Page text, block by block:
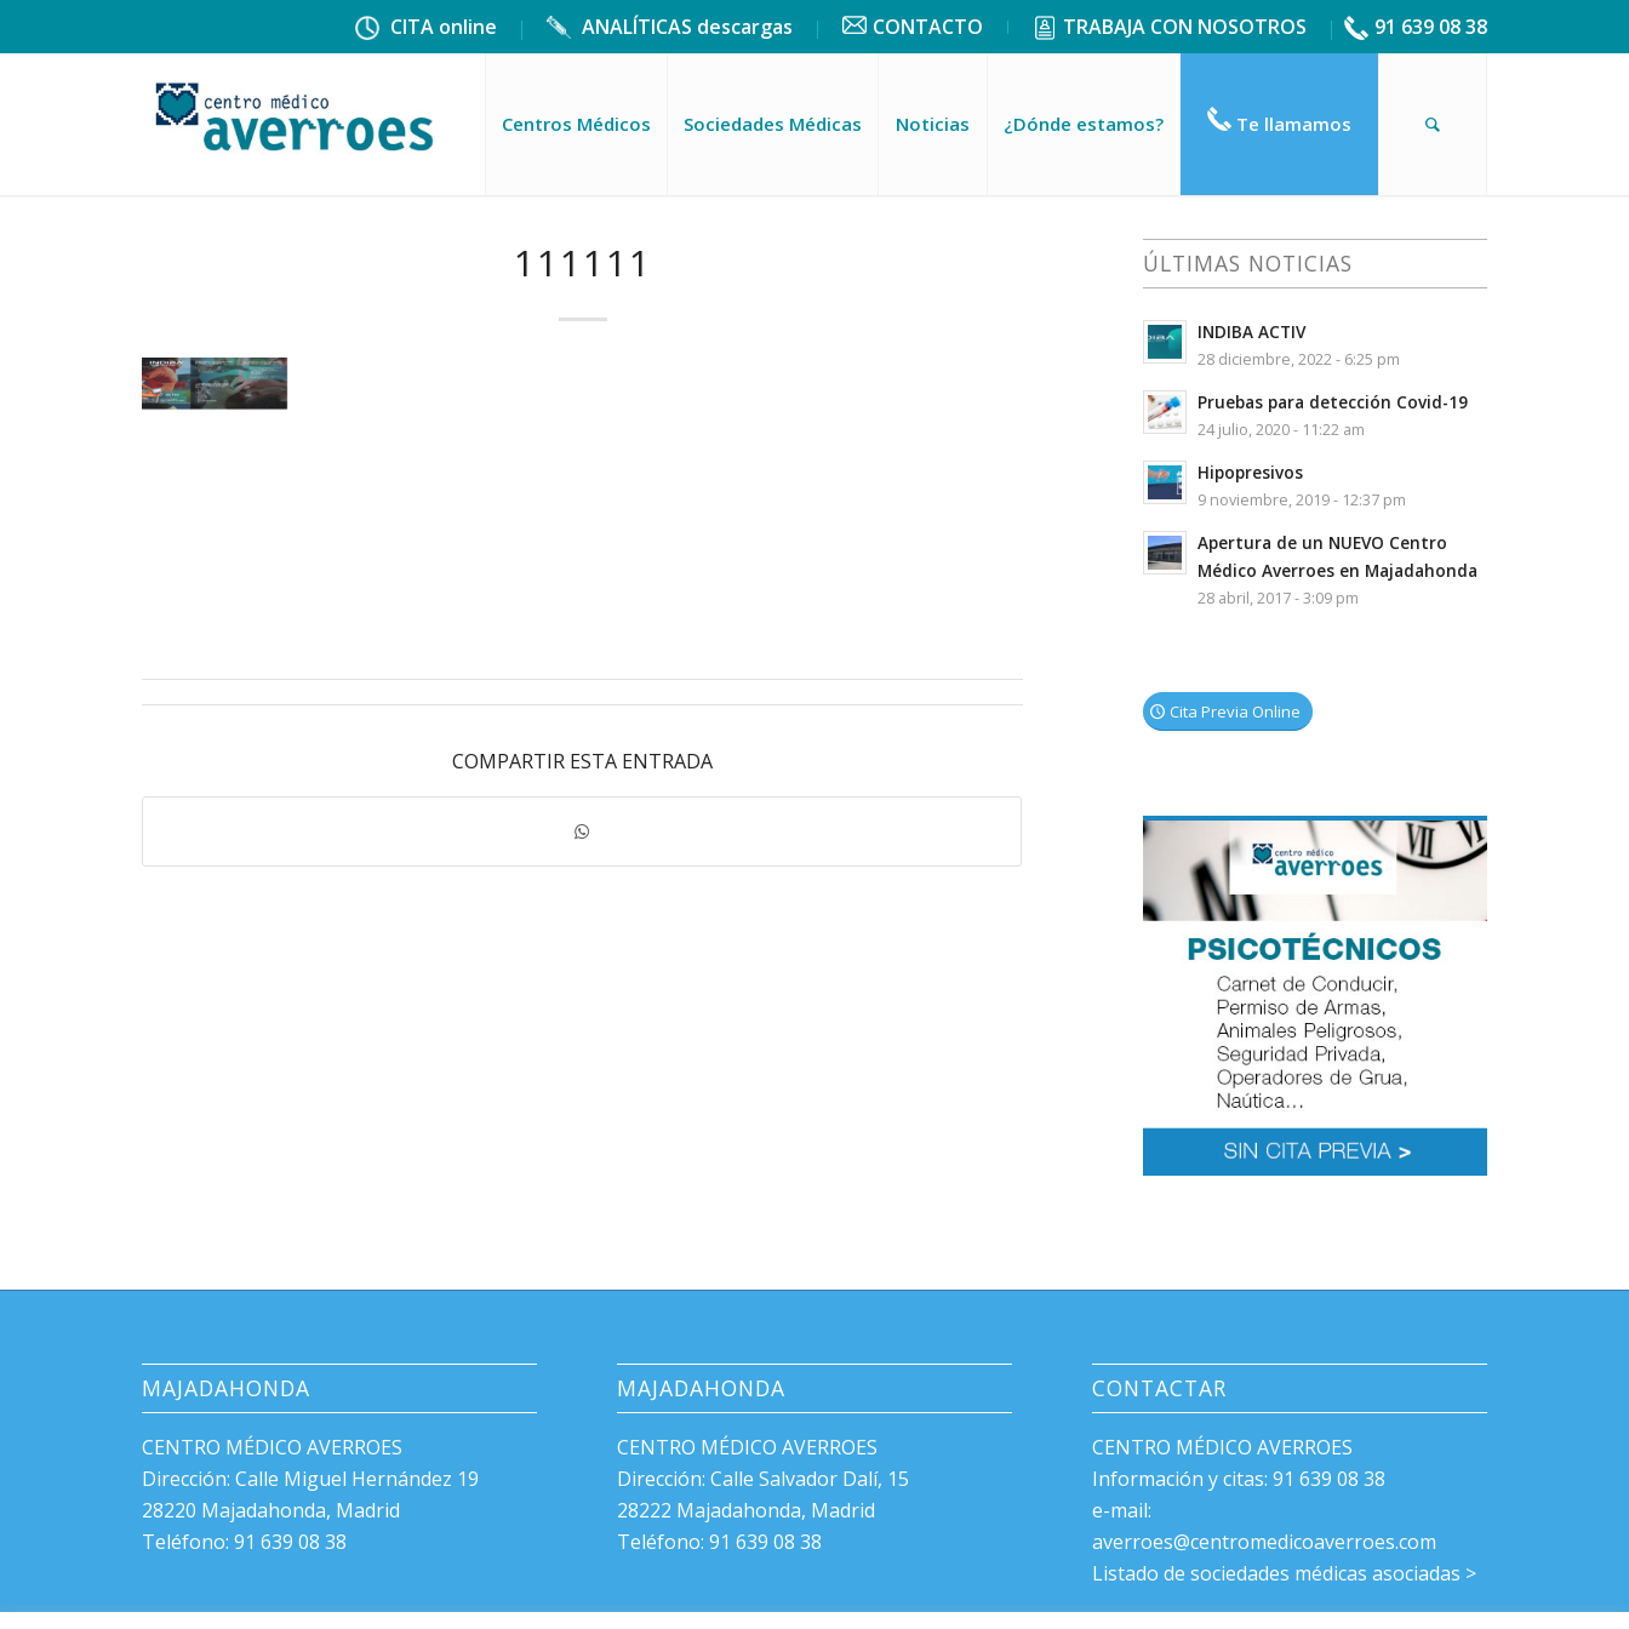
CITA online ANALÍTICAS descargas CONTACTO TRABAJA CON NOSOTROS 91 639 08 38
Centros Médicos Sociedades Médicas Noticias ¿Dónde estamos? Te llamamos
111111
COMPARTIR ESTA ENTRADA
ÚLTIMAS NOTICIAS
INDIBA ACTIV
28 diciembre, 2022 - 6:25 pm
Pruebas para detección Covid-19
24 julio, 2020 - 11:22 am
Hipopresivos
9 noviembre, 2019 - 12:37 pm
Apertura de un NUEVO Centro
Médico Averroes en Majadahonda
28 abril, 2017 - 3:09 pm
Cita Previa Online
MAJADAHONDA
CENTRO MÉDICO AVERROES
Dirección: Calle Miguel Hernández 19
28220 Majadahonda, Madrid
Teléfono: 91 639 08 38
MAJADAHONDA
CENTRO MÉDICO AVERROES
Dirección: Calle Salvador Dalí, 15
28222 Majadahonda, Madrid
Teléfono: 91 639 08 38
CONTACTAR
CENTRO MÉDICO AVERROES
Información y citas: 91 639 08 38
e-mail:
averroes@centromedicoaverroes.com
Listado de sociedades médicas asociadas >